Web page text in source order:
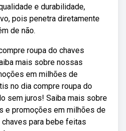
e durabilidade,
pois penetra diretamente
de não.
roupa do chaves
mais sobre nossas
em milhões de
no dia compre roupa do
sem juros! Saiba mais sobre
e promoções em milhões de
para bebe feitas